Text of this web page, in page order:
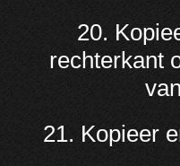
20.
rechterkant
21. Kopieer